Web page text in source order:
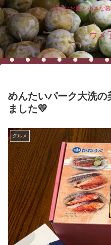
小さなお庭と小さな
ウメ
めんたいパーク大洗の
ました💛
グルメ